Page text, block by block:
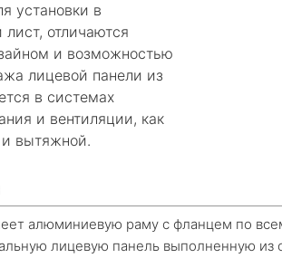
установки в
лист, отличаются
и возможностью
лицевой панели из
в системах
и вентиляции, как
и вытяжной.
алюминиевую раму с фланцем по
лицевую панель выполненную из
Телефон